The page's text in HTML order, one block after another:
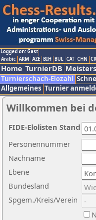
Logged on: Gast
Arabic ARM AZE BIH BUL CAT CHN
Home TurnierDB
Turnierschach-Elozahl
Allgemeines Turnier
Willkommen bei
Nachname
Ebene
Personennummer
Bundesland
Spgem./Kreis/Verein
FIDE-Elolisten Stand